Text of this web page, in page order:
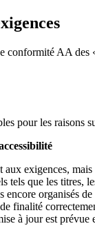
conformité AA
pour les raisons
exigences,
que les titres,
encore
finalité
à jour est